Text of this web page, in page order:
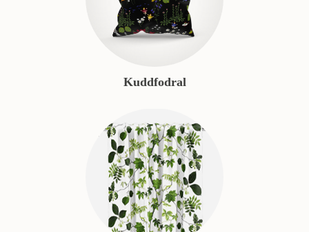
Kuddfodral